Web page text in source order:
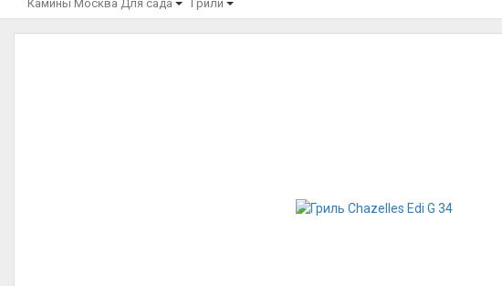
Камины Москва Для сада Грили